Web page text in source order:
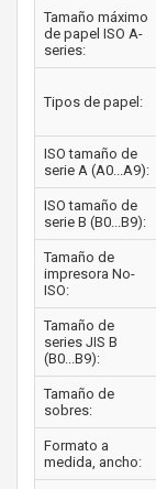
Tamaño máximo
de papel ISO A-
series:
Tipos de papel:
ISO tamaño de
serie A (A0...A9):
ISO tamaño de
serie B (B0...B9):
Tamaño de
impresora No-
ISO:
Tamaño de
series JIS B
(B0...B9):
Tamaño de
sobres:
Formato a
medida, ancho: